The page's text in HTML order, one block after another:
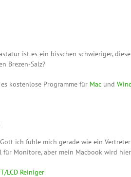
ist es ein bisschen schwieriger,
Brezen-Salz?
kostenlose Programme für Mac und
ich fühle mich gerade wie ein
Monitore, aber mein Macbook wird
LCD Reiniger